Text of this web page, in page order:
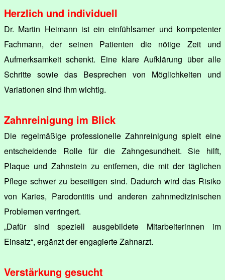
Herzlich und individuell
Dr. Martin Heimann ist ein einfühlsamer und kompetenter
Fachmann, der seinen Patienten die nötige Zeit und
Aufmerksamkeit schenkt. Eine klare Aufklärung über alle
Schritte sowie das Besprechen von Möglichkeiten und
Variationen sind ihm wichtig.
Zahnreinigung im Blick
Die regelmäßige professionelle Zahnreinigung spielt eine
entscheidende Rolle für die Zahngesundheit. Sie hilft,
Plaque und Zahnstein zu entfernen, die mit der täglichen
Pflege schwer zu beseitigen sind. Dadurch wird das Risiko
von Karies, Parodontitis und anderen zahnmedizinischen
Problemen verringert.
„Dafür sind speziell ausgebildete Mitarbeiterinnen im
Einsatz“, ergänzt der engagierte Zahnarzt.
Verstärkung gesucht